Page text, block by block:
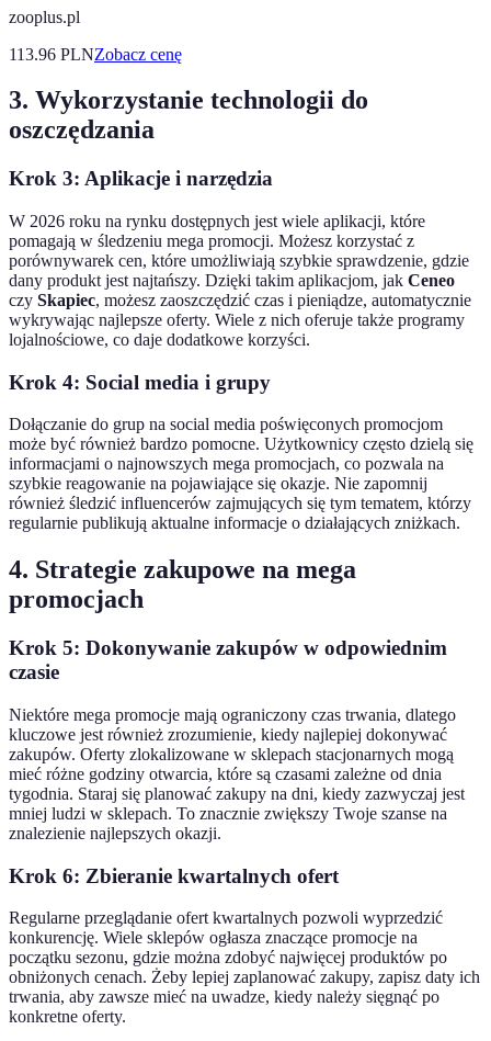
zooplus.pl
113.96 PLNZobacz cenę
3. Wykorzystanie technologii do
oszczędzania
Krok 3: Aplikacje i narzędzia
W 2026 roku na rynku dostępnych jest wiele aplikacji, które
pomagają w śledzeniu mega promocji. Możesz korzystać z
porównywarek cen, które umożliwiają szybkie sprawdzenie, gdzie
dany produkt jest najtańszy. Dzięki takim aplikacjom, jak Ceneo
czy Skapiec, możesz zaoszczędzić czas i pieniądze, automatycznie
wykrywając najlepsze oferty. Wiele z nich oferuje także programy
lojalnościowe, co daje dodatkowe korzyści.
Krok 4: Social media i grupy
Dołączanie do grup na social media poświęconych promocjom
może być również bardzo pomocne. Użytkownicy często dzielą się
informacjami o najnowszych mega promocjach, co pozwala na
szybkie reagowanie na pojawiające się okazje. Nie zapomnij
również śledzić influencerów zajmujących się tym tematem, którzy
regularnie publikują aktualne informacje o działających zniżkach.
4. Strategie zakupowe na mega
promocjach
Krok 5: Dokonywanie zakupów w odpowiednim
czasie
Niektóre mega promocje mają ograniczony czas trwania, dlatego
kluczowe jest również zrozumienie, kiedy najlepiej dokonywać
zakupów. Oferty zlokalizowane w sklepach stacjonarnych mogą
mieć różne godziny otwarcia, które są czasami zależne od dnia
tygodnia. Staraj się planować zakupy na dni, kiedy zazwyczaj jest
mniej ludzi w sklepach. To znacznie zwiększy Twoje szanse na
znalezienie najlepszych okazji.
Krok 6: Zbieranie kwartalnych ofert
Regularne przeglądanie ofert kwartalnych pozwoli wyprzedzić
konkurencję. Wiele sklepów ogłasza znaczące promocje na
początku sezonu, gdzie można zdobyć najwięcej produktów po
obniżonych cenach. Żeby lepiej zaplanować zakupy, zapisz daty ich
trwania, aby zawsze mieć na uwadze, kiedy należy sięgnąć po
konkretne oferty.